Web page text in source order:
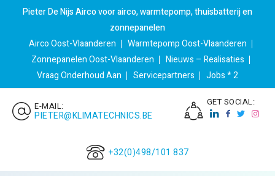
Pieter De Nijs Airco voor airco, warmtepomp, thuisbatterij en
zonnepanelen
Airco Oost-Vlaanderen
Warmtepomp Oost-Vlaanderen
Zonnepanelen Oost-Vlaanderen
Nieuws – Realisaties
Vraag Onderhoud Aan
Servicepartners Jobs * 2
E-MAIL:
PIETER@KLIMATECHNICS.BE
GET SOCIAL:
+32(0)498/101 837